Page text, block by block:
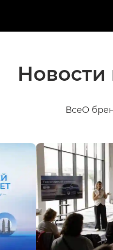
Новости
ВсеО